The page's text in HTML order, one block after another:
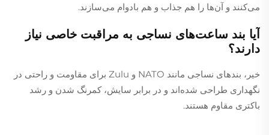
می‌کنند و آن‌ها را هم جذاب و هم بادوام می‌سازند.
آیا بند ساعت‌های نساجی به مراقبت خاصی نیاز
دارند؟
خیر، بندهای نساجی مانند NATO و Zulu برای مقاومت و راحتی در
نگهداری طراحی شده‌اند و در برابر سایش، کمرنگ شدن و رشد
باکتری مقاوم هستند.